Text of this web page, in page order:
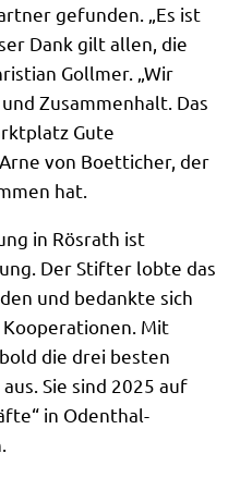
gefunden. „Es ist
Dank gilt allen, die
Gollmer. „Wir
Zusammenhalt. Das
Gute
von Boetticher, der
hat.
in Rösrath ist
Der Stifter lobte das
und bedankte sich
Mit
die drei besten
Sie sind 2025 auf
in Odenthal-